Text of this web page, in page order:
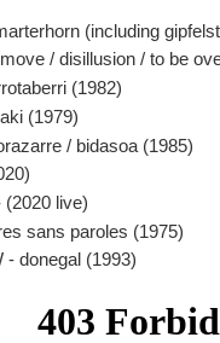
(including
/ disillusion / to be
(1982)
(1979)
/ bidasoa (1985)
(2020 live)
sans paroles (1975)
- donegal (1993)